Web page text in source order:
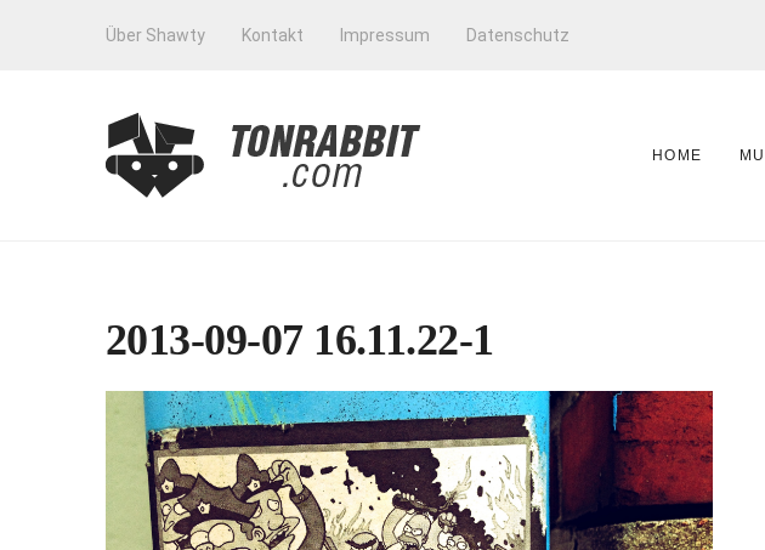
Über Shawty Kontakt Impressum Datenschutz
HOME
2013-09-07 16.11.22-1